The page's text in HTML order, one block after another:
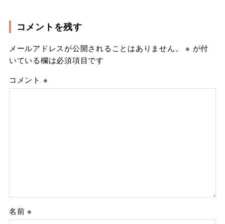
コメントを残す
メールアドレスが公開されることはありません。 ※ が付
いている欄は必須項目です
コメント ※
名前※